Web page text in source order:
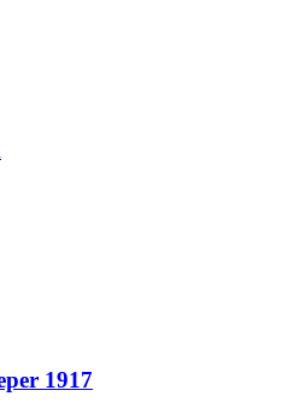
1917